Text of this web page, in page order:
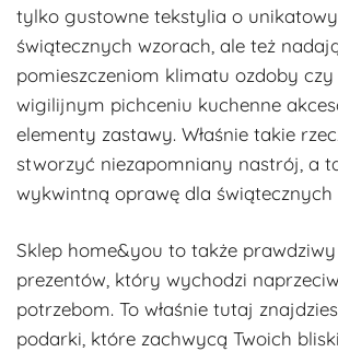
tylko gustowne tekstylia o
świątecznych wzorach, ale też
pomieszczeniom klimatu ozdoby
wigilijnym pichceniu kuchenne
elementy zastawy. Właśnie takie
stworzyć niezapomniany nastrój, a
wykwintną oprawę dla świątecznych
Sklep home&you to także
prezentów, który wychodzi
potrzebom. To właśnie tutaj
podarki, które zachwycą Twoich